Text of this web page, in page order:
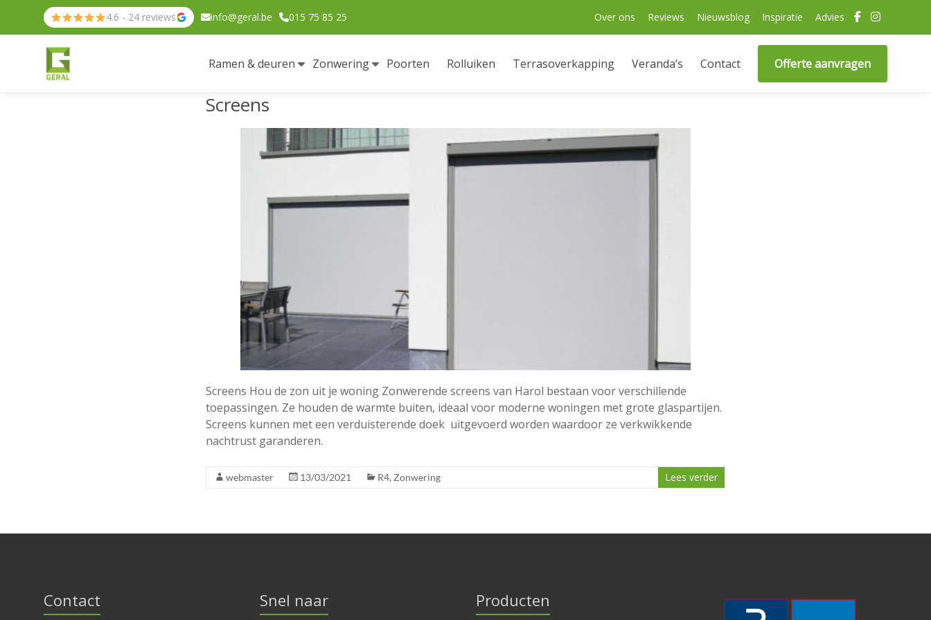
4.6 - 24 reviews info@geral.be 015 75 85 25 Over ons Reviews Nieuwsblog Inspiratie Advies
Ramen & deuren Zonwering Poorten Rolluiken Terrasoverkapping Veranda’s Contact Offerte aanvragen
Screens
Screens Hou de zon uit je woning Zonwerende screens van Harol bestaan voor verschillende
toepassingen. Ze houden de warmte buiten, ideaal voor moderne woningen met grote glaspartijen.
Screens kunnen met een verduisterende doek uitgevoerd worden waardoor ze verkwikkende
nachtrust garanderen.
webmaster 13/03/2021 R4, Zonwering Lees verder
Contact Snel naar Producten